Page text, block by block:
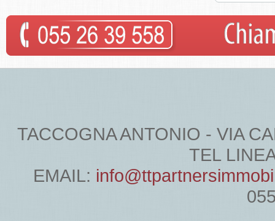
TACCOGNA ANTONIO - VIA
TEL
EMAIL: